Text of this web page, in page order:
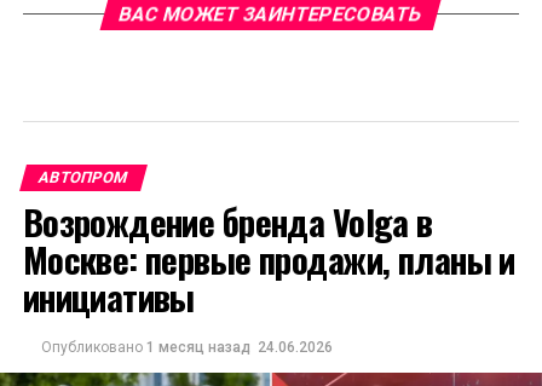
ВАС МОЖЕТ ЗАИНТЕРЕСОВАТЬ
АВТОПРОМ
Возрождение бренда Volga в
Москве: первые продажи, планы и
инициативы
Опубликовано 1 месяц назад 24.06.2026